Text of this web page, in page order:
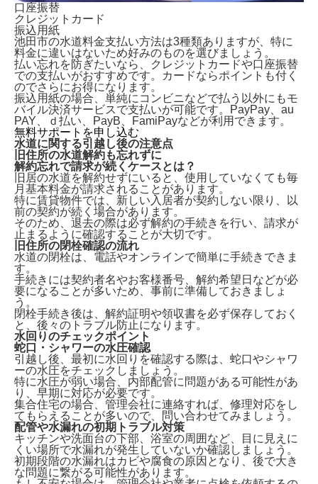
口座振替
クレジットカード
振込用紙
池田市の水道料金支払い方法は3種類ありますが、特に
料金に違いはないため好みのものを選びましょう。
払い忘れを防ぎたいなら、クレジットカードや口座振替
での支払いがおすすめです。カードならポイントも付く
のでさらにお得になります。
振込用紙の場合、単純にコンビニなどで払う以外にもモ
バイル決済サービスで支払いが可能です。PayPay、au
PAY、ｄ払い、PayB、FamiPayなどが利用できます。
無料サポートを申し込む
水道に関する引越し後の注意点
旧住所の水道解約も忘れずに
解約忘れで請求が続くケースとは？
旧居の水道を解約せずにいる と、使用していなくても毎
月基本料金が請求されることがあります。
特に賃貸物件では、新しい入居者が契約しない限り、以
前の契約が続く場合があります。
そのため、退去の際は必ず解約の手続きを行い、請求が
止まるように確認することが大切です。
旧住所の閉栓確認の流れ
水道の閉栓は、 電話やオンラインで簡単に手続きできま
す。
手続きには契約者名やお客様番号、解約希望日などが必
要になることが多いため、事前に準備しておきましょ
う。
閉栓手続き後は、解約証明や領収書を必ず保存しておく
と、後々のトラブル防止になります。
水回りのチェックポイント
蛇口・シャワーの水圧確認
引越し後、最初に水回りを確認する際は、 蛇口やシャワ
ーの水圧をチェックしましょう。
特に水圧が弱い場合、内部配管に問題がある可能性があ
り、早期に対応が必要です。
集合住宅の場合、管理会社に連絡すれば、修理対応をし
てもらえることが多いので、問い合わせてみましょう。
配管や水漏れの初期トラブル対策
キッチンや洗面台の下部、浴室の周囲など、
目に見えに
くい場所で水漏れが発生していないか確認しましょう。
初期段階の水漏れはカビや腐食の原因となり、後で大き
な問題に繋がる可能性があります。